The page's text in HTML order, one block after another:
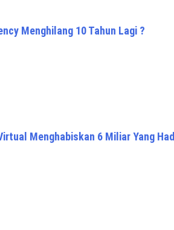
Menghilang 10 Tahun Lagi ?
Menghabiskan 6 Miliar Yang